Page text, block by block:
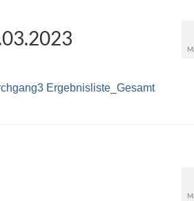
Ergebnisliste_Gesamt